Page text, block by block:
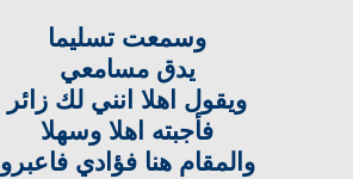
وسمعت تسليما
يدق مسامعي
ويقول اهلا انني لك زائر
فأجبته اهلا وسهلا
والمقام هنا فؤادي فاعبرو